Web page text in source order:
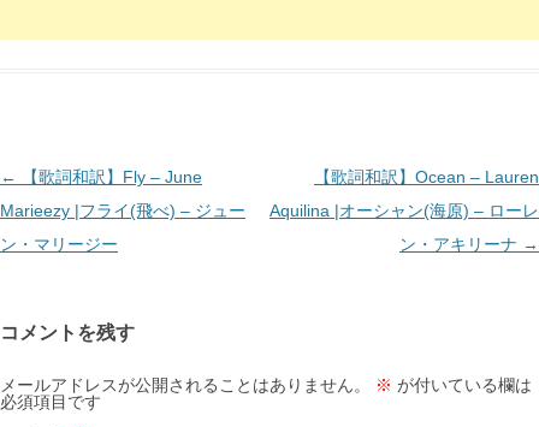
投
稿
ナ
ー
シ
ョ
←
【歌詞和訳】Fly – June
Marieezy |フライ(飛べ) – ジュー
ン・マリージー
【歌詞和訳】Ocean – Lauren
Aquilina |オーシャン(海原) – ローレ
ン・アキリーナ →
コメントを残す
メールアドレスが公開されることはありません。 ※ が付いている欄は
必須項目です